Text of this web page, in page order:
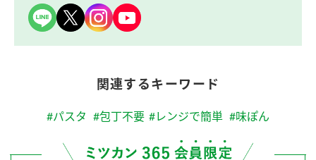
関連するキーワード
#パスタ #包丁不要 #レンジで簡単 #味ぽん